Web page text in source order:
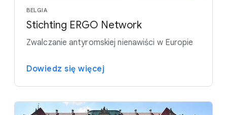
BELGIA
Stichting ERGO Network
Zwalczanie antyromskiej nienawiści w Europie
Dowiedz się więcej